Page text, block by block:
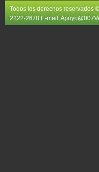
Todos los derechos reservados
2222-2678 E-mail: